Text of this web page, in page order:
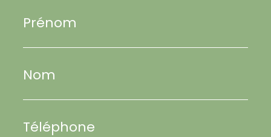
Prénom
Nom
Téléphone